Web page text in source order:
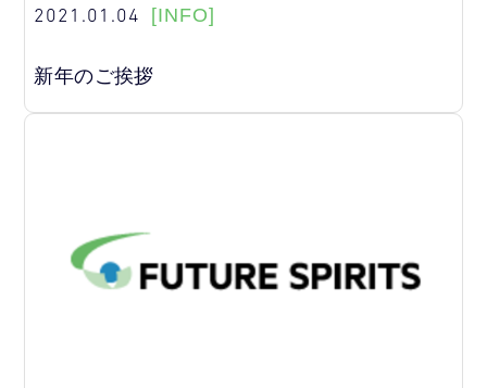
2021.01.04 [INFO]
新年のご挨拶